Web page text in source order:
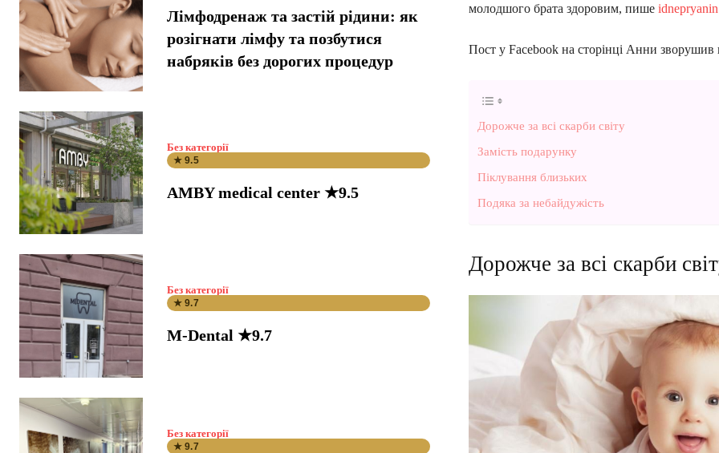
Лімфодренаж та застій рідини: як
розігнати лімфу та позбутися
набряків без дорогих процедур
Без категорії
★ 9.5
AMBY medical center ★9.5
Без категорії
★ 9.7
M-Dental ★9.7
Без категорії
★ 9.7
молодшого брата здоровим, пише
Пост у Facebook на сторінці Анни зворушив
Дорожче за всі скарби світу
Замість подарунку
Піклування близьких
Подяка за небайдужість
Дорожче за всі скарби